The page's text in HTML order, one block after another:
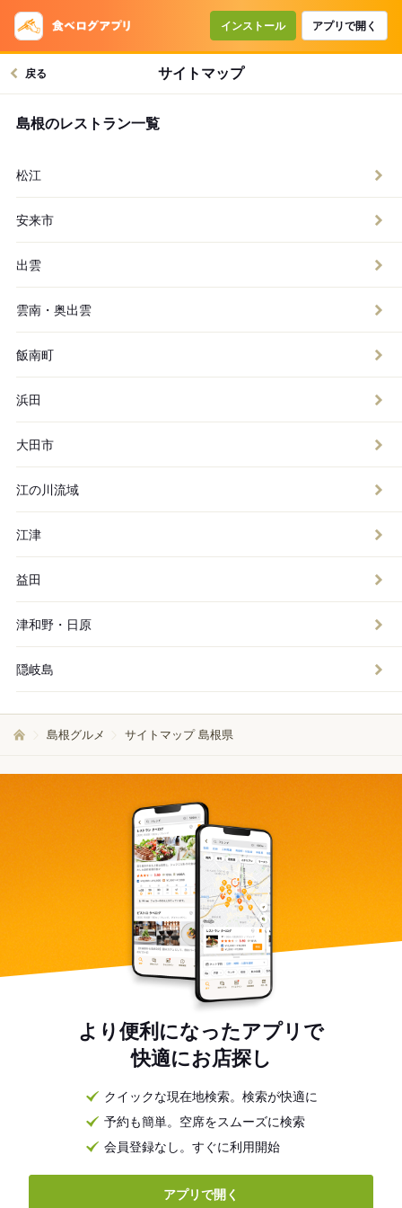
インストール アプリで開く
サイトマップ
戻る
島根のレストラン一覧
松江
安来市
出雲
雲南・奥出雲
飯南町
浜田
大田市
江の川流域
江津
益田
津和野・日原
隠岐島
島根グルメ サイトマップ 島根県
より便利になったアプリで
快適にお店探し
クイックな現在地検索。検索が快適に
予約も簡単。空席をスムーズに検索
会員登録なし。すぐに利用開始
アプリで開く